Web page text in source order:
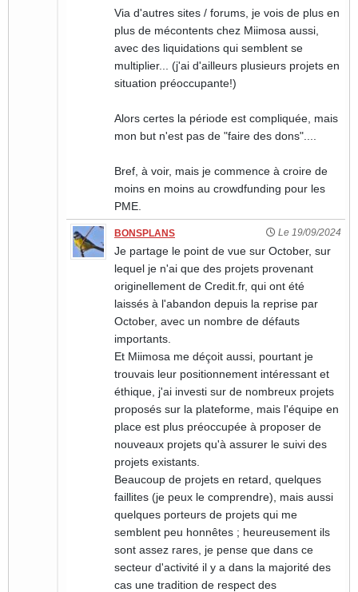
Via d'autres sites / forums, je vois de plus en
plus de mécontents chez Miimosa aussi,
avec des liquidations qui semblent se
multiplier... (j'ai d'ailleurs plusieurs projets en
situation préoccupante!)
Alors certes la période est compliquée, mais
mon but n'est pas de "faire des dons"....
Bref, à voir, mais je commence à croire de
moins en moins au crowdfunding pour les
PME.
BONSPLANS Le 19/09/2024
Je partage le point de vue sur October, sur
lequel je n'ai que des projets provenant
originellement de Credit.fr, qui ont été
laissés à l'abandon depuis la reprise par
October, avec un nombre de défauts
importants.
Et Miimosa me déçoit aussi, pourtant je
trouvais leur positionnement intéressant et
éthique, j'ai investi sur de nombreux projets
proposés sur la plateforme, mais l'équipe en
place est plus préoccupée à proposer de
nouveaux projets qu'à assurer le suivi des
projets existants.
Beaucoup de projets en retard, quelques
faillites (je peux le comprendre), mais aussi
quelques porteurs de projets qui me
semblent peu honnêtes ; heureusement ils
sont assez rares, je pense que dans ce
secteur d'activité il y a dans la majorité des
cas une tradition de respect des